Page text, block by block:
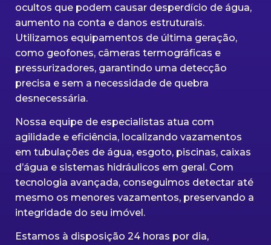
ocultos que podem causar desperdício de água,
aumento na conta e danos estruturais.
Utilizamos equipamentos de última geração,
como geofones, câmeras termográficas e
pressurizadores, garantindo uma detecção
precisa e sem a necessidade de quebra
desnecessária.
Nossa equipe de especialistas atua com
agilidade e eficiência, localizando vazamentos
em tubulações de água, esgoto, piscinas, caixas
d’água e sistemas hidráulicos em geral. Com
tecnologia avançada, conseguimos detectar até
mesmo os menores vazamentos, preservando a
integridade do seu imóvel.
Estamos à disposição 24 horas por dia,